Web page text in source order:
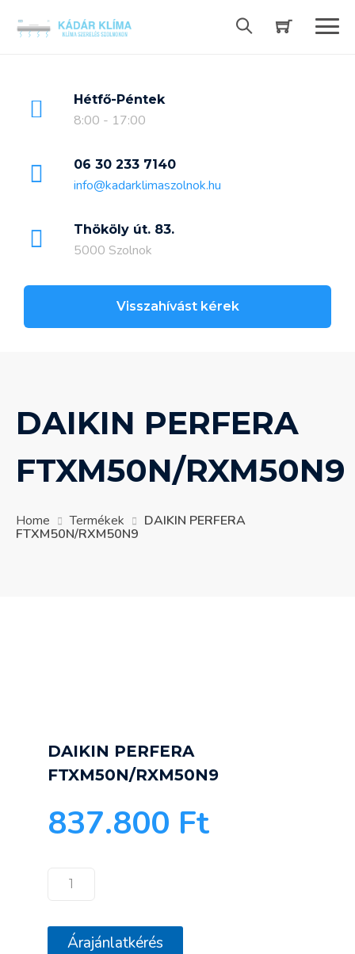
Hétfő-Péntek
8:00 - 17:00
06 30 233 7140
info@kadarklimaszolnok.hu
Thököly út. 83.
5000 Szolnok
Visszahívást kérek
DAIKIN PERFERA
FTXM50N/RXM50N9
Home Termékek DAIKIN PERFERA
FTXM50N/RXM50N9
DAIKIN PERFERA
FTXM50N/RXM50N9
837.800 Ft
DAIKIN
FTXM50N/RXM50N9
mennyiség
Árajánlatkérés